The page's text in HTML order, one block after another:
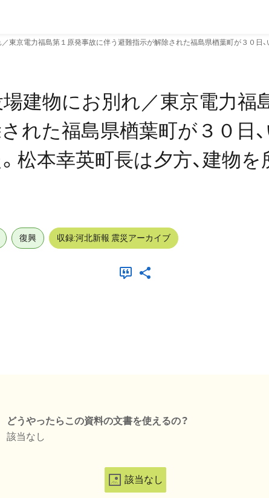
東京電力福島第１原発事故に伴う避難指示が解除された福島県楢葉町が３０日
建物にお別れ／東京電力福
れた福島県楢葉町が３０日
松本幸英町長は夕方、建物
復興 収録:河北新報 震災アーカイブ
どうやったらこの資料の文書を使えるの？
該当なし
該当なし